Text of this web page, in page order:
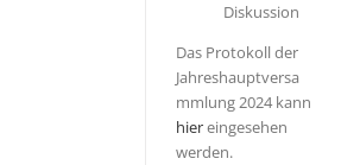
Diskussion
Das Protokoll der
Jahreshauptversa
mmlung 2024 kann
hiereingesehen
werden.